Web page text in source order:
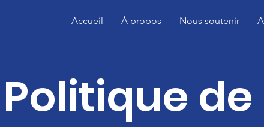
Accueil À propos Nous soutenir
Politique